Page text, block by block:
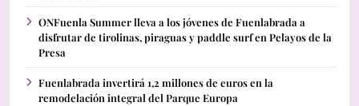
ONFuenla Summer lleva a los jóvenes de Fuenlabrada a
disfrutar de tirolinas, piraguas y paddle surf en Pelayos de la
Presa
Fuenlabrada invertirá 1,2 millones de euros en la
remodelación integral del Parque Europa